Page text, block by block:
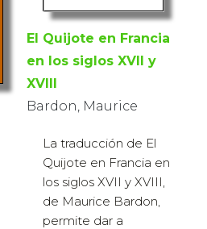
El Quijote en Francia
en los siglos XVII y
XVIII
Bardon, Maurice
La traducción de El
Quijote en Francia en
los siglos XVII y XVIII,
de Maurice Bardon,
permite dar a